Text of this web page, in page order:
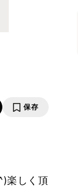
保存
楽しく頂